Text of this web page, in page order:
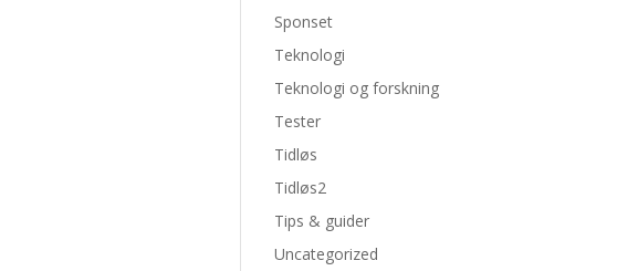
Sponset
Teknologi
Teknologi og forskning
Tester
Tidløs
Tidløs2
Tips & guider
Uncategorized